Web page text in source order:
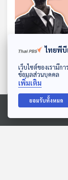
ดาวน์โหลด Thai PBS
Ⓒ 2020 องค์การกระจายเสียง
EP. 1073: พวก
เป็นได้ทุกอย่าง ไ
ทาง หาตัวเองไม่เ
โรงหมอ
ไทยพีบี
เว็บไซต์ของเรามีก
ข้อมูลส่วนบุคคล
เพิ่มเติม
ยอมรับทั้งหมด